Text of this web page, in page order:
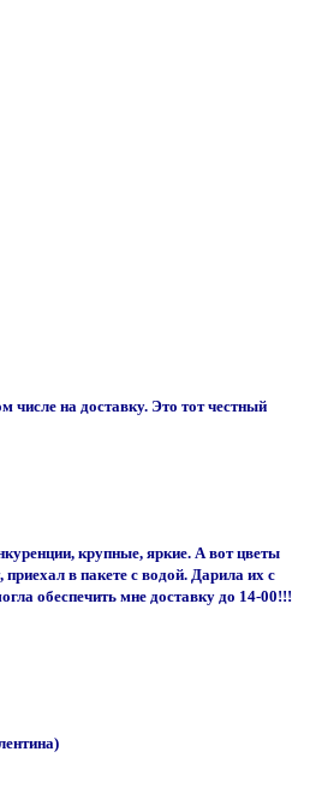
числе на доставку. Это тот честный
крупные, яркие. А вот цветы
в пакете с водой. Дарила их с
обеспечить мне доставку до 14-00!!!